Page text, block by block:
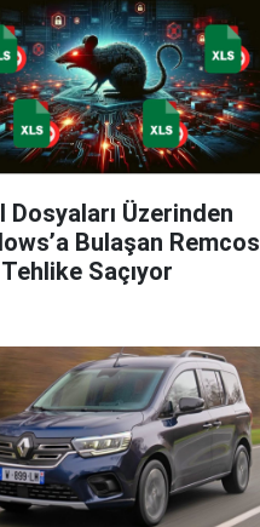
Dosyaları Üzerinden
Bulaşan Remcos
Saçıyor